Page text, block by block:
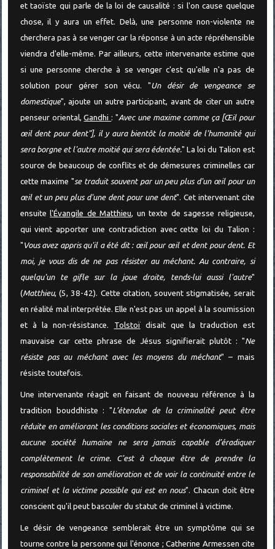
et taoïste qui parle de la loi de causalité : si l'on cause quelque
chose, il y aura un effet. Delà, une personne non-violente ne
cherchera pas à se venger car la réponse à un acte répréhensible
viendra d'elle-même. Par ailleurs, cette intervenante estime que
si une personne cherche à se venger c'est qu'elle n'a pas de
solution pour gérer son vécu. "Un désir de vengeance se
domestique", ajoute un autre participant, avant de citer un autre
penseur oriental,Gandhi: "Avec une maxime comme ça [Œil pour
œil dent pour dent"], il y aura bientôt la moitié de l'humanité qui
sera borgne et l'autre moitié qui sera édentée." La loi du Talion est
source de beaucoup de conflits et de démesures criminelles car
cette maxime "se traduit souvent par un peu plus d'un œil pour un
œil et un peu plus d'une dent pour une dent". Cet intervenant cite
ensuite l'Évangile de Matthieu, un texte de sagesse religieuse,
qui vient apporter une contradiction avec cette loi du Talion :
" Vous avez appris qu'il a été dit : œil pour œil et dent pour dent. Et
moi, je vous dis de ne pas résister au méchant. Au contraire, si
quelqu'un te gifle sur la joue droite, tends-lui aussi l'autre"
(Matthieu, (5, 38-42). Cette citation, souvent stigmatisée, serait
en réalité mal interprétée. Elle n'est pas un appel à la soumission
et à la non-résistance. Tolstoïdisait que la traduction est
mauvaise car cette phrase de Jésus signifierait plutôt : "Ne
résiste pas au méchant avec les moyens du méchant" – mais
résiste toutefois.
Une intervenante réagit en faisant de nouveau référence à la
tradition bouddhiste : "L’étendue de la criminalité peut être
réduite en améliorant les conditions sociales et économiques, mais
aucune société humaine ne sera jamais capable d’éradiquer
complètement le crime. C'est à chaque être de prendre la
responsabilité de son amélioration et de voir la continuité entre le
criminel et la victime possible qui est en nous". Chacun doit être
conscient qu'il peut basculer du statut de criminel à victime.
Le désir de vengeance semblerait être un symptôme qui se
tourne contre la personne qui l'énonce ; Catherine Armessen cite